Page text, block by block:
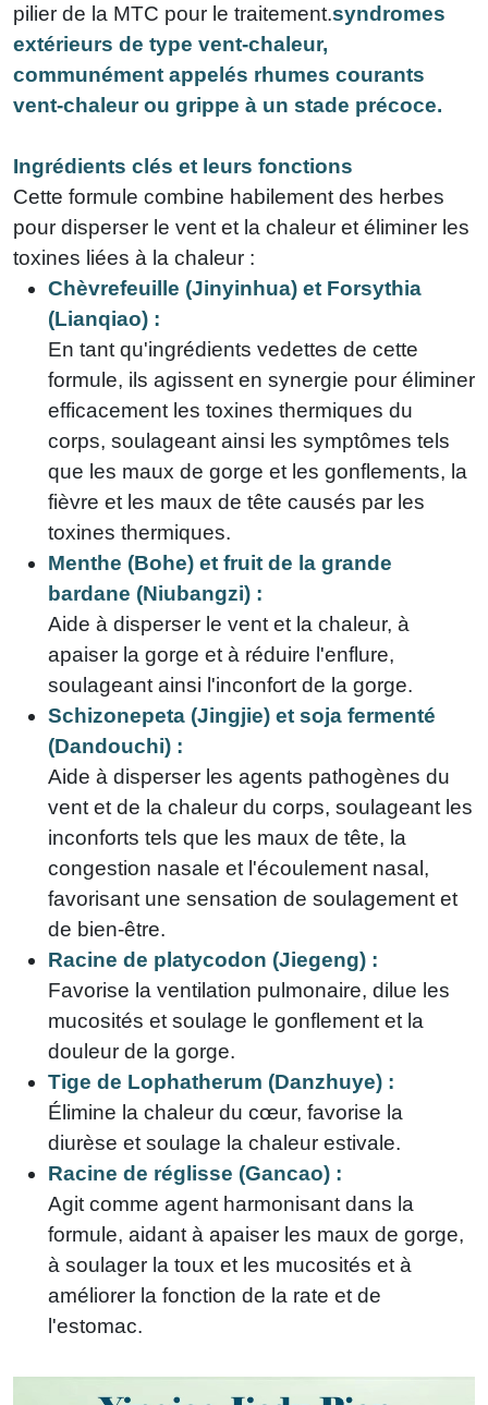
pilier de la MTC pour le traitement.syndromes
extérieurs de type vent-chaleur,
communément appelés rhumes courants
vent-chaleur ou grippe à un stade précoce.
Ingrédients clés et leurs fonctions
Cette formule combine habilement des herbes
pour disperser le vent et la chaleur et éliminer les
toxines liées à la chaleur :
Chèvrefeuille (Jinyinhua) et Forsythia
(Lianqiao) :
En tant qu'ingrédients vedettes de cette
formule, ils agissent en synergie pour éliminer
efficacement les toxines thermiques du
corps, soulageant ainsi les symptômes tels
que les maux de gorge et les gonflements, la
fièvre et les maux de tête causés par les
toxines thermiques.
Menthe (Bohe) et fruit de la grande
bardane (Niubangzi) :
Aide à disperser le vent et la chaleur, à
apaiser la gorge et à réduire l'enflure,
soulageant ainsi l'inconfort de la gorge.
Schizonepeta (Jingjie) et soja fermenté
(Dandouchi) :
Aide à disperser les agents pathogènes du
vent et de la chaleur du corps, soulageant les
inconforts tels que les maux de tête, la
congestion nasale et l'écoulement nasal,
favorisant une sensation de soulagement et
de bien-être.
Racine de platycodon (Jiegeng) :
Favorise la ventilation pulmonaire, dilue les
mucosités et soulage le gonflement et la
douleur de la gorge.
Tige de Lophatherum (Danzhuye) :
Élimine la chaleur du cœur, favorise la
diurèse et soulage la chaleur estivale.
Racine de réglisse (Gancao) :
Agit comme agent harmonisant dans la
formule, aidant à apaiser les maux de gorge,
à soulager la toux et les mucosités et à
améliorer la fonction de la rate et de
l'estomac.